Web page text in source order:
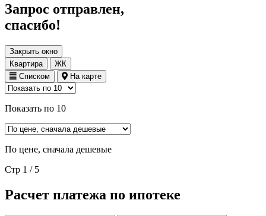
Запрос отправлен,
спасибо!
Закрыть окно
Квартира
ЖК
Списком
На карте
Показать по 10
По цене, сначала дешевые
Стр 1 / 5
Расчет платежа по ипотеке